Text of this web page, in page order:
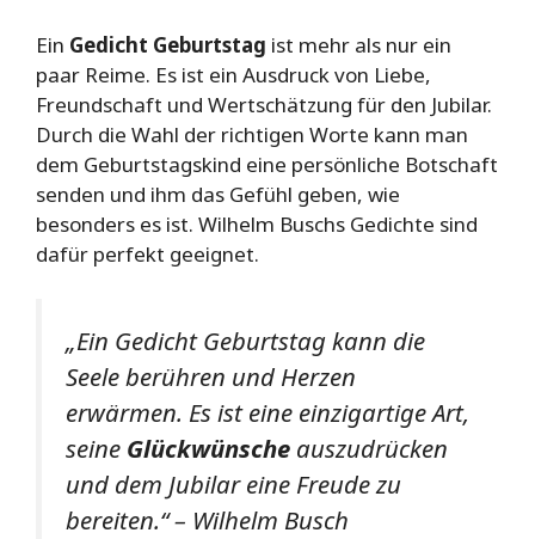
Ein Gedicht Geburtstag ist mehr als nur ein
paar Reime. Es ist ein Ausdruck von Liebe,
Freundschaft und Wertschätzung für den Jubilar.
Durch die Wahl der richtigen Worte kann man
dem Geburtstagskind eine persönliche Botschaft
senden und ihm das Gefühl geben, wie
besonders es ist. Wilhelm Buschs Gedichte sind
dafür perfekt geeignet.
„Ein Gedicht Geburtstag kann die
Seele berühren und Herzen
erwärmen. Es ist eine einzigartige Art,
seine Glückwünsche auszudrücken
und dem Jubilar eine Freude zu
bereiten.“ – Wilhelm Busch